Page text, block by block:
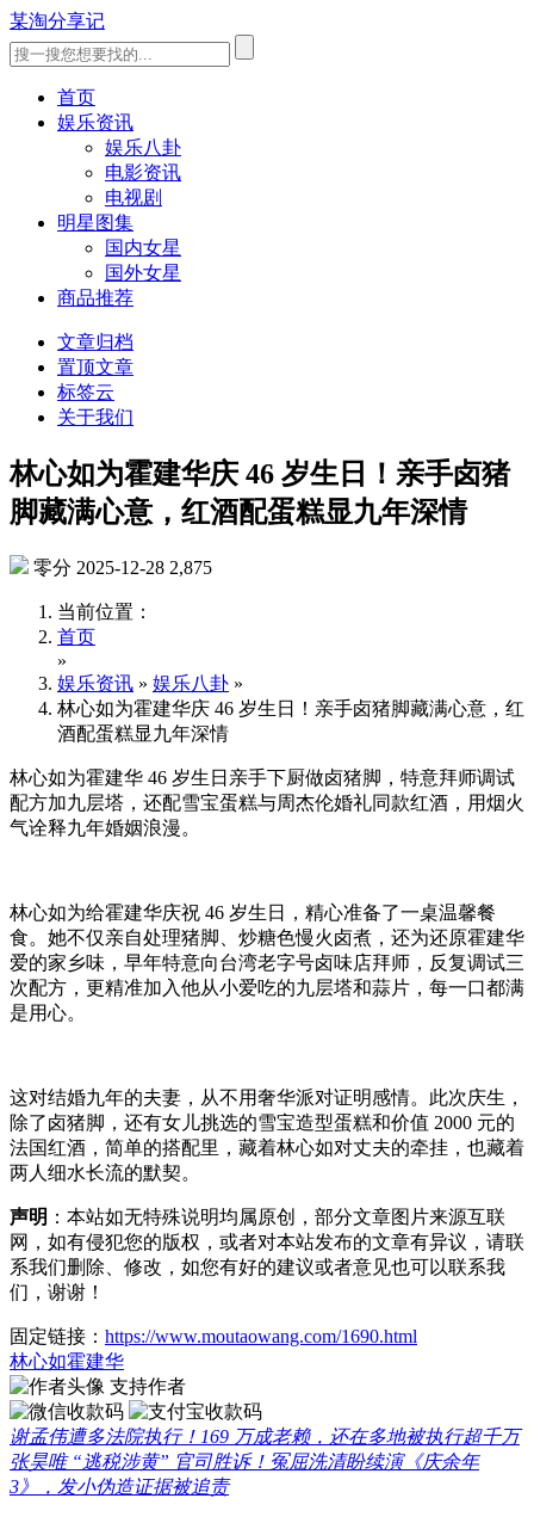
某淘分享记
首页
娱乐资讯
娱乐八卦
电影资讯
电视剧
明星图集
国内女星
国外女星
商品推荐
文章归档
置顶文章
标签云
关于我们
林心如为霍建华庆 46 岁生日！亲手卤猪
脚藏满心意，红酒配蛋糕显九年深情
零分 2025-12-28 2,875
当前位置：
首页
»
娱乐资讯 » 娱乐八卦 »
林心如为霍建华庆 46 岁生日！亲手卤猪脚藏满心意，红
酒配蛋糕显九年深情
林心如为霍建华 46 岁生日亲手下厨做卤猪脚，特意拜师调试
配方加九层塔，还配雪宝蛋糕与周杰伦婚礼同款红酒，用烟火
气诠释九年婚姻浪漫。
林心如为给霍建华庆祝 46 岁生日，精心准备了一桌温馨餐
食。她不仅亲自处理猪脚、炒糖色慢火卤煮，还为还原霍建华
爱的家乡味，早年特意向台湾老字号卤味店拜师，反复调试三
次配方，更精准加入他从小爱吃的九层塔和蒜片，每一口都满
是用心。
这对结婚九年的夫妻，从不用奢华派对证明感情。此次庆生，
除了卤猪脚，还有女儿挑选的雪宝造型蛋糕和价值 2000 元的
法国红酒，简单的搭配里，藏着林心如对丈夫的牵挂，也藏着
两人细水长流的默契。
声明 ：本站如无特殊说明均属原创，部分文章图片来源互联
网，如有侵犯您的版权，或者对本站发布的文章有异议，请联
系我们删除、修改，如您有好的建议或者意见也可以联系我
们，谢谢！
固定链接： https://www.moutaowang.com/1690.html
林心如霍建华
支持作者
谢孟伟遭多法院执行！169 万成老赖，还在多地被执行超千万
张昊唯 “逃税涉黄” 官司胜诉！冤屈洗清盼续演《庆余年
3》，发小伪造证据被追责